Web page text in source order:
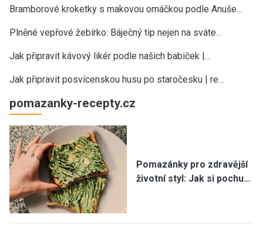
Bramborové kroketky s makovou omáčkou podle Anuše…
Plněné vepřové žebírko: Báječný tip nejen na sváte…
Jak připravit kávový likér podle našich babiček |…
Jak připravit posvícenskou husu po staročesku | re…
pomazanky-recepty.cz
Pomazánky pro zdravější
životní styl: Jak si pochu…